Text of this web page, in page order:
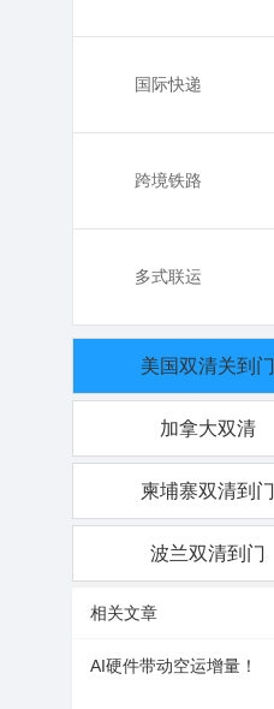
国际快递
跨境铁路
多式联运
美国双清关到门
加拿大双清
柬埔寨双清到门
波兰双清到门
相关文章
AI硬件带动空运增量！